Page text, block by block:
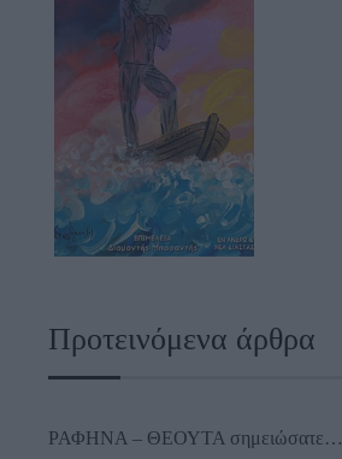
Προτεινόμενα άρθρα
ΡΑΦΗΝΑ – ΘΕΟΥΤΑ σημειώσατε…